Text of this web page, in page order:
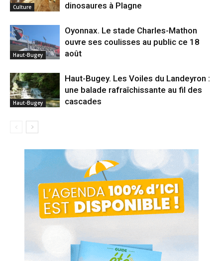
Culture
dinosaures à Plagne
Haut-Bugey
Oyonnax. Le stade Charles-Mathon
ouvre ses coulisses au public ce 18
août
Haut-Bugey
Haut-Bugey. Les Voiles du Landeyron :
une balade rafraîchissante au fil des
cascades